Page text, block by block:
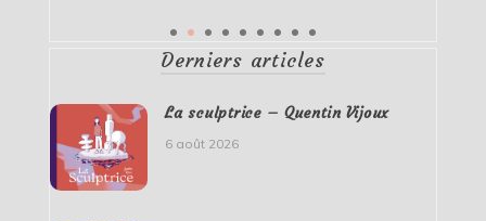
Derniers articles
La sculptrice – Quentin Vijoux
6 août 2026